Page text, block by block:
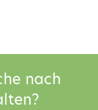
nach